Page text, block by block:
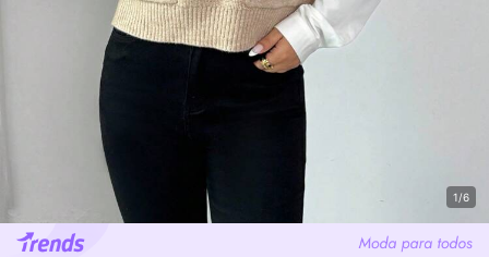
1/6